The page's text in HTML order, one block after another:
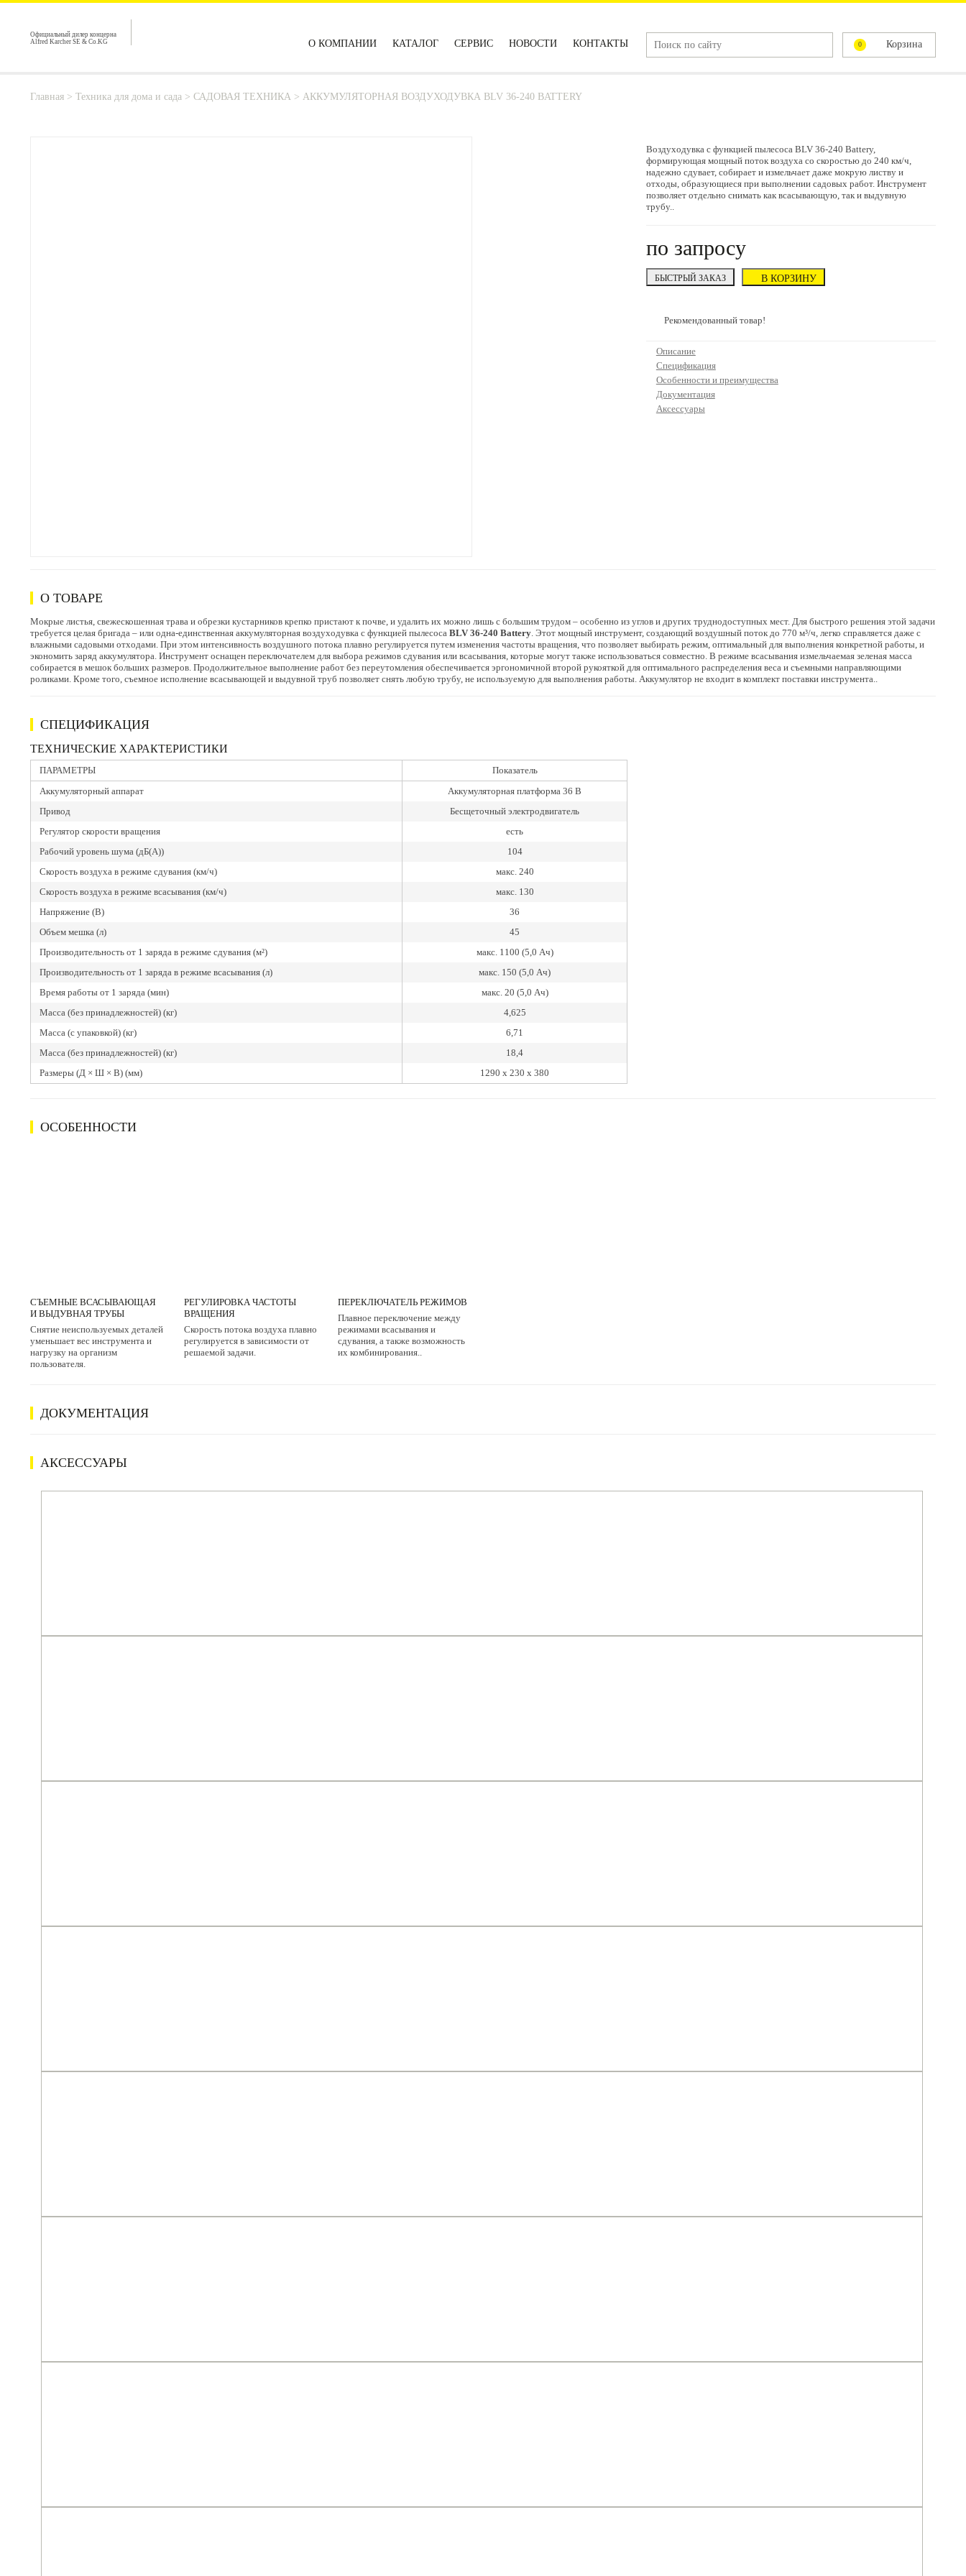
Официальный дилер концерна
Alfred Karcher SE & Co.KG
О КОМПАНИИ КАТАЛОГ СЕРВИС НОВОСТИ КОНТАКТЫ 0 Корзина
Главная > Техника для дома и сада > САДОВАЯ ТЕХНИКА > АККУМУЛЯТОРНАЯ ВОЗДУХОДУВКА BLV 36-240 BATTERY
Воздуходувка с функцией пылесоса BLV 36-240 Battery,
формирующая мощный поток воздуха со скоростью до 240 км/ч,
надежно сдувает, собирает и измельчает даже мокрую листву и
отходы, образующиеся при выполнении садовых работ. Инструмент
позволяет отдельно снимать как всасывающую, так и выдувную
трубу..
по запросу
БЫСТРЫЙ ЗАКАЗ В КОРЗИНУ
Рекомендованный товар!
Описание
Спецификация
Особенности и преимущества
Документация
Аксессуары
О ТОВАРЕ
Мокрые листья, свежескошенная трава и обрезки кустарников крепко пристают к почве, и удалить их можно лишь с большим трудом – особенно из углов и других труднодоступных мест. Для быстрого решения этой задачи
требуется целая бригада – или одна-единственная аккумуляторная воздуходувка с функцией пылесоса BLV 36-240 Battery. Этот мощный инструмент, создающий воздушный поток до 770 м³/ч, легко справляется даже с
влажными садовыми отходами. При этом интенсивность воздушного потока плавно регулируется путем изменения частоты вращения, что позволяет выбирать режим, оптимальный для выполнения конкретной работы, и
экономить заряд аккумулятора. Инструмент оснащен переключателем для выбора режимов сдувания или всасывания, которые могут также использоваться совместно. В режиме всасывания измельчаемая зеленая масса
собирается в мешок больших размеров. Продолжительное выполнение работ без переутомления обеспечивается эргономичной второй рукояткой для оптимального распределения веса и съемными направляющими
роликами. Кроме того, съемное исполнение всасывающей и выдувной труб позволяет снять любую трубу, не используемую для выполнения работы. Аккумулятор не входит в комплект поставки инструмента..
СПЕЦИФИКАЦИЯ
ТЕХНИЧЕСКИЕ ХАРАКТЕРИСТИКИ
ПАРАМЕТРЫ
Показатель
Аккумуляторный аппарат
Аккумуляторная платформа 36 В
Привод
Бесщеточный электродвигатель
Регулятор скорости вращения
есть
Рабочий уровень шума (дБ(А))
104
Скорость воздуха в режиме сдувания (км/ч)
макс. 240
Скорость воздуха в режиме всасывания (км/ч)
макс. 130
Напряжение (В)
36
Объем мешка (л)
45
Производительность от 1 заряда в режиме сдувания (м²)
макс. 1100 (5,0 Ач)
Производительность от 1 заряда в режиме всасывания (л)
макс. 150 (5,0 Ач)
Время работы от 1 заряда (мин)
макс. 20 (5,0 Ач)
Масса (без принадлежностей) (кг)
4,625
Масса (с упаковкой) (кг)
6,71
Масса (без принадлежностей) (кг)
18,4
Размеры (Д × Ш × В) (мм)
1290 x 230 x 380
ОСОБЕННОСТИ
СЪЕМНЫЕ ВСАСЫВАЮЩАЯ
И ВЫДУВНАЯ ТРУБЫ
Снятие неиспользуемых деталей
уменьшает вес инструмента и
нагрузку на организм
пользователя.
РЕГУЛИРОВКА ЧАСТОТЫ
ВРАЩЕНИЯ
Скорость потока воздуха плавно
регулируется в зависимости от
решаемой задачи.
ПЕРЕКЛЮЧАТЕЛЬ РЕЖИМОВ
Плавное переключение между
режимами всасывания и
сдувания, а также возможность
их комбинирования..
ДОКУМЕНТАЦИЯ
АКСЕССУАРЫ